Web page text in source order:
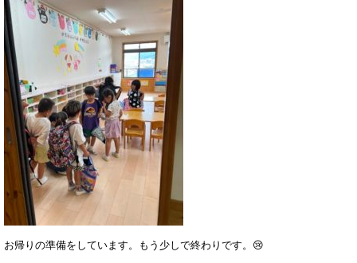
お帰りの準備をしています。もう少しで終わりです。😢